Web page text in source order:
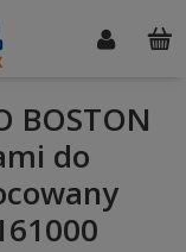
BOSTON
do